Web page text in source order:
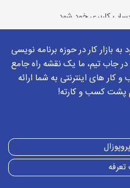
کاربریخود شود
های تبلیغاتی مربوطه
حساب کاربریخود شود
بازار کار در حوزه برنامه نویسی
جاب تیم، ما یک نقشه راه جامع
های اینترنتی به شما ارائه
پشت کسب و کارته!
تعرفه